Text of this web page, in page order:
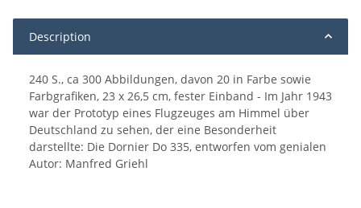
Description
240 S., ca 300 Abbildungen, davon 20 in Farbe sowie
Farbgrafiken, 23 x 26,5 cm, fester Einband - Im Jahr 1943
war der Prototyp eines Flugzeuges am Himmel über
Deutschland zu sehen, der eine Besonderheit
darstellte: Die Dornier Do 335, entworfen vom genialen
Autor: Manfred Griehl